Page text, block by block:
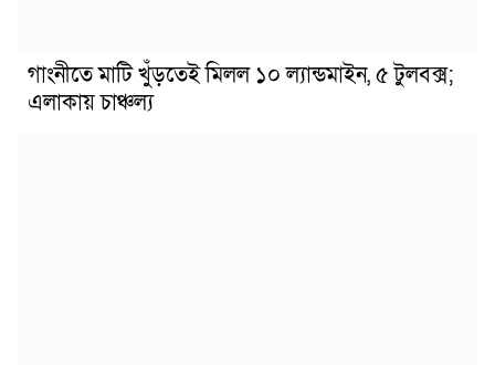
গাংনীতে মাটি খুঁড়তেই মিলল ১০ ল্যান্ডমাইন, ৫ টুলবক্স;
এলাকায় চাঞ্চল্য